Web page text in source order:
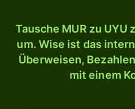
Tausche MUR zu
um. Wise ist das
Überweisen,
mit einem